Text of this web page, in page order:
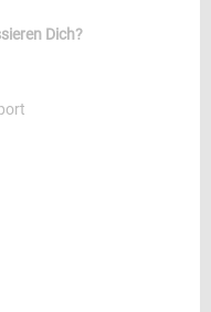
Dich?